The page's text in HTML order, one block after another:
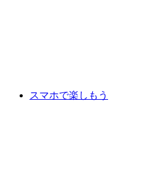
スマホで楽しもう